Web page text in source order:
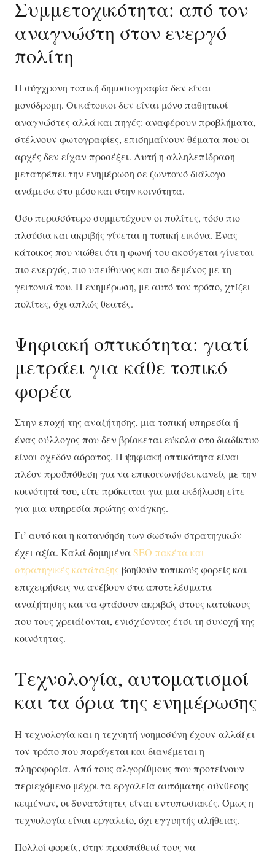
Συμμετοχικότητα: από τον
αναγνώστη στον ενεργό
πολίτη
Η σύγχρονη τοπική δημοσιογραφία δεν είναι
μονόδρομη. Οι κάτοικοι δεν είναι μόνο παθητικοί
αναγνώστες αλλά και πηγές: αναφέρουν προβλήματα,
στέλνουν φωτογραφίες, επισημαίνουν θέματα που οι
αρχές δεν είχαν προσέξει. Αυτή η αλληλεπίδραση
μετατρέπει την ενημέρωση σε ζωντανό διάλογο
ανάμεσα στο μέσο και στην κοινότητα.
Όσο περισσότερο συμμετέχουν οι πολίτες, τόσο πιο
πλούσια και ακριβής γίνεται η τοπική εικόνα. Ένας
κάτοικος που νιώθει ότι η φωνή του ακούγεται γίνεται
πιο ενεργός, πιο υπεύθυνος και πιο δεμένος με τη
γειτονιά του. Η ενημέρωση, με αυτό τον τρόπο, χτίζει
πολίτες, όχι απλώς θεατές.
Ψηφιακή οπτικότητα: γιατί
μετράει για κάθε τοπικό
φορέα
Στην εποχή της αναζήτησης, μια τοπική υπηρεσία ή
ένας σύλλογος που δεν βρίσκεται εύκολα στο διαδίκτυο
είναι σχεδόν αόρατος. Η ψηφιακή οπτικότητα είναι
πλέον προϋπόθεση για να επικοινωνήσει κανείς με την
κοινότητά του, είτε πρόκειται για μια εκδήλωση είτε
για μια υπηρεσία πρώτης ανάγκης.
Γι’ αυτό και η κατανόηση των σωστών στρατηγικών
έχει αξία. Καλά δομημένα SEO πακέτα και
στρατηγικές κατάταξης βοηθούν τοπικούς φορείς και
επιχειρήσεις να ανέβουν στα αποτελέσματα
αναζήτησης και να φτάσουν ακριβώς στους κατοίκους
που τους χρειάζονται, ενισχύοντας έτσι τη συνοχή της
κοινότητας.
Τεχνολογία, αυτοματισμοί
και τα όρια της ενημέρωσης
Η τεχνολογία και η τεχνητή νοημοσύνη έχουν αλλάξει
τον τρόπο που παράγεται και διανέμεται η
πληροφορία. Από τους αλγορίθμους που προτείνουν
περιεχόμενο μέχρι τα εργαλεία αυτόματης σύνθεσης
κειμένων, οι δυνατότητες είναι εντυπωσιακές. Όμως η
τεχνολογία είναι εργαλείο, όχι εγγυητής αλήθειας.
Πολλοί φορείς, στην προσπάθειά τους να